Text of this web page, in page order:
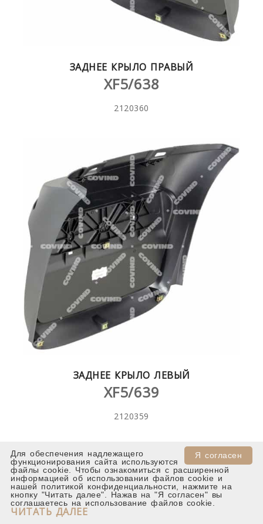
ЗАДНЕЕ КРЫЛО ПРАВЫЙ
XF5/638
2120360
ЗАДНЕЕ КРЫЛО ЛЕВЫЙ
XF5/639
2120359
Я согласен
Для обеспечения надлежащего
функционирования сайта используются
файлы cookie. Чтобы ознакомиться с расширенной
информацией об использовании файлов cookie и
нашей политикой конфиденциальности, нажмите на
кнопку "Читать далее". Нажав на "Я согласен" вы
соглашаетесь на использование файлов cookie.
ЧИТАТЬ ДАЛЕЕ